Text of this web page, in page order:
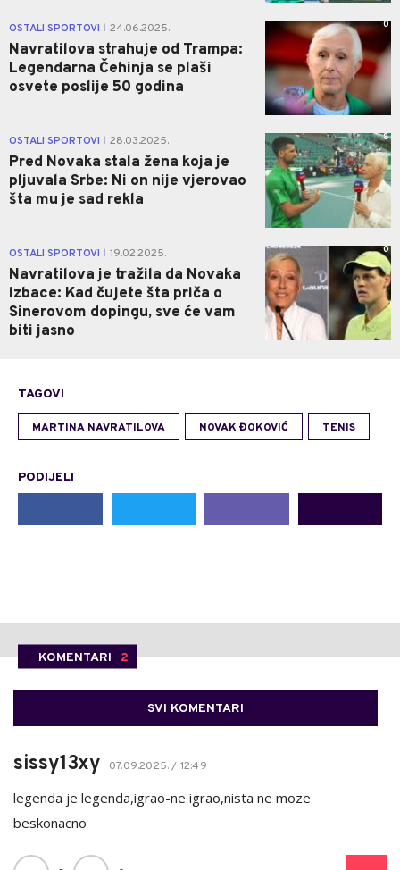
OSTALI SPORTOVI 24.06.2025.
Navratilova strahuje od Trampa:
Legendarna Čehinja se plaši
osvete poslije 50 godina
0
OSTALI SPORTOVI 28.03.2025.
Pred Novaka stala žena koja je
pljuvala Srbe: Ni on nije vjerovao
šta mu je sad rekla
8
OSTALI SPORTOVI 19.02.2025.
Navratilova je tražila da Novaka
izbace: Kad čujete šta priča o
Sinerovom dopingu, sve će vam
biti jasno
0
TAGOVI
MARTINA NAVRATILOVA NOVAK ĐOKOVIĆ TENIS
PODIJELI
KOMENTARI 2
SVI KOMENTARI
sissy13xy 07.09.2025. / 12:49
legenda je legenda,igrao-ne igrao,nista ne moze
beskonacno